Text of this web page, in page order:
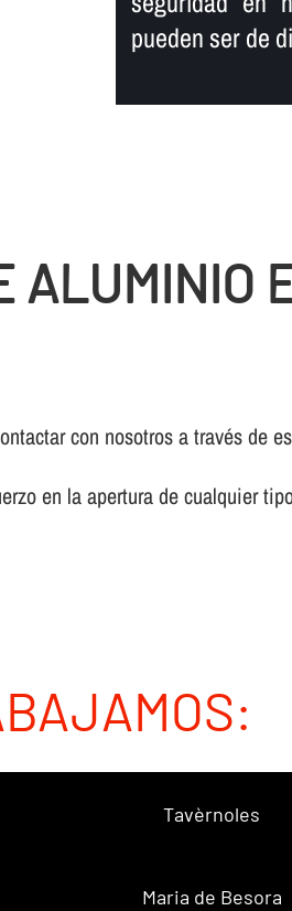
pueden ser de
ALUMINIO
con nosotros a través de
en la apertura de cualquier
Tavèrnoles
Maria de Besora